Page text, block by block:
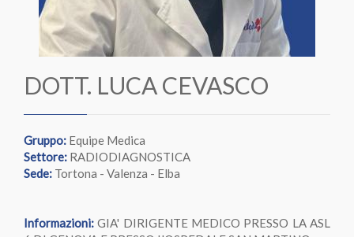
DOTT. LUCA CEVASCO
Gruppo: Equipe Medica
Settore: RADIODIAGNOSTICA
Sede: Tortona - Valenza - Elba
Informazioni: GIA' DIRIGENTE MEDICO PRESSO LA ASL